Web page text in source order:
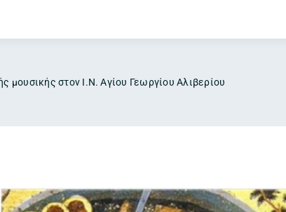
μουσικής στον Ι.Ν. Αγίου Γεωργίου Αλιβερίου